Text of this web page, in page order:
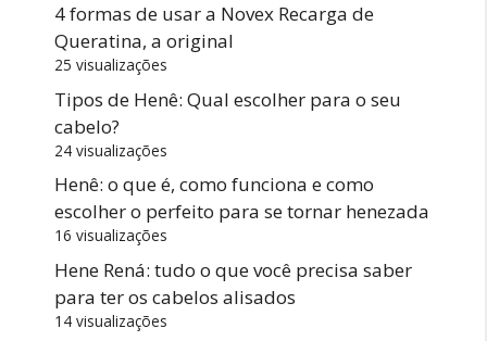
4 formas de usar a Novex Recarga de
Queratina, a original
25 visualizações
Tipos de Henê: Qual escolher para o seu
cabelo?
24 visualizações
Henê: o que é, como funciona e como
escolher o perfeito para se tornar henezada
16 visualizações
Hene Rená: tudo o que você precisa saber
para ter os cabelos alisados
14 visualizações